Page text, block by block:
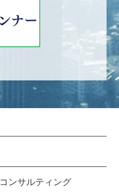
コンサルティング